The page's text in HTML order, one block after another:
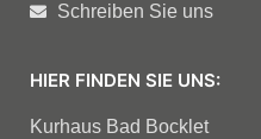
Schreiben Sie uns
HIER FINDEN SIE UNS:
Kurhaus Bad Bocklet